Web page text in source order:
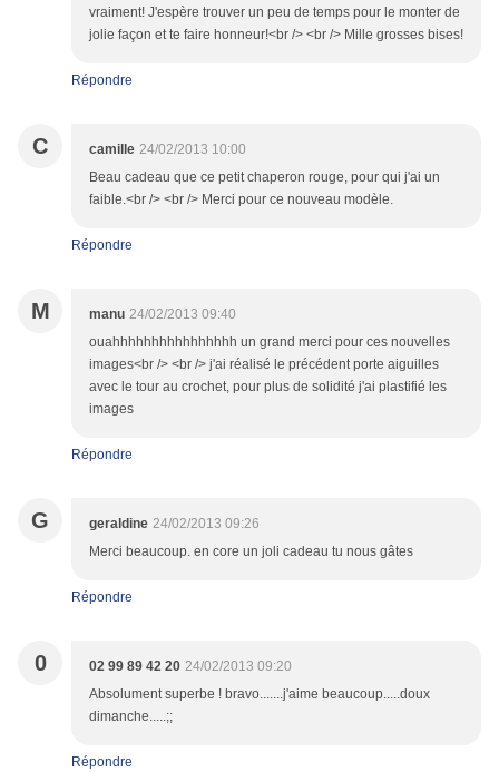
vraiment! J'espère trouver un peu de temps pour le monter de
jolie façon et te faire honneur!<br /> <br /> Mille grosses bises!
Répondre
C camille 24/02/2013 10:00
Beau cadeau que ce petit chaperon rouge, pour qui j'ai un
faible.<br /> <br /> Merci pour ce nouveau modèle.
Répondre
M manu 24/02/2013 09:40
ouahhhhhhhhhhhhhhhh un grand merci pour ces nouvelles
images<br /> <br /> j'ai réalisé le précédent porte aiguilles
avec le tour au crochet, pour plus de solidité j'ai plastifié les
images
Répondre
G geraldine 24/02/2013 09:26
Merci beaucoup. en core un joli cadeau tu nous gâtes
Répondre
0 02 99 89 42 20 24/02/2013 09:20
Absolument superbe ! bravo.......j'aime beaucoup.....doux
dimanche.....;;
Répondre